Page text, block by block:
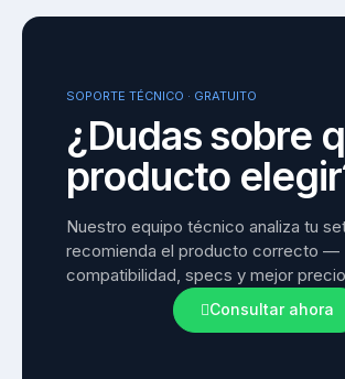
SOPORTE TÉCNICO · GRATUITO
¿Dudas sobre
producto
Nuestro equipo técnico analiza tu
recomienda el producto correcto —
compatibilidad, specs y mejor
Consultar ahora